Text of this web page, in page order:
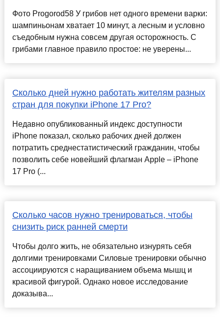
Фото Progorod58 У грибов нет одного времени варки:
шампиньонам хватает 10 минут, а лесным и условно
съедобным нужна совсем другая осторожность. С
грибами главное правило простое: не уверены...
Сколько дней нужно работать жителям разных
стран для покупки iPhone 17 Pro?
Недавно опубликованный индекс доступности
iPhone показал, сколько рабочих дней должен
потратить среднестатистический гражданин, чтобы
позволить себе новейший флагман Apple – iPhone
17 Pro (...
Сколько часов нужно тренироваться, чтобы
снизить риск ранней смерти
Чтобы долго жить, не обязательно изнурять себя
долгими тренировками Силовые тренировки обычно
ассоциируются с наращиванием объема мышц и
красивой фигурой. Однако новое исследование
доказыва...